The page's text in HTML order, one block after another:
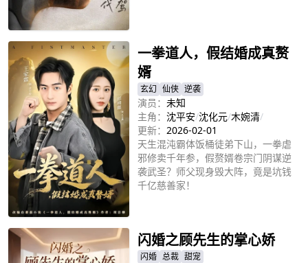
一拳道人，假结婚成真赘
婿
玄幻 仙侠 逆袭
演员： 未知
主角： 沈平安/沈化元/木婉清/
更新： 2026-02-01
天生混沌霸体饭桶徒弟下山，一拳虐
邪修卖千年参，假赘婿卷宗门阴谋逆
袭武圣？师父现身毁大阵，竟是坑钱
千亿慈善家！
闪婚之顾先生的掌心娇
闪婚 总裁 甜宠